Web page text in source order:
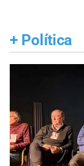
+ Política